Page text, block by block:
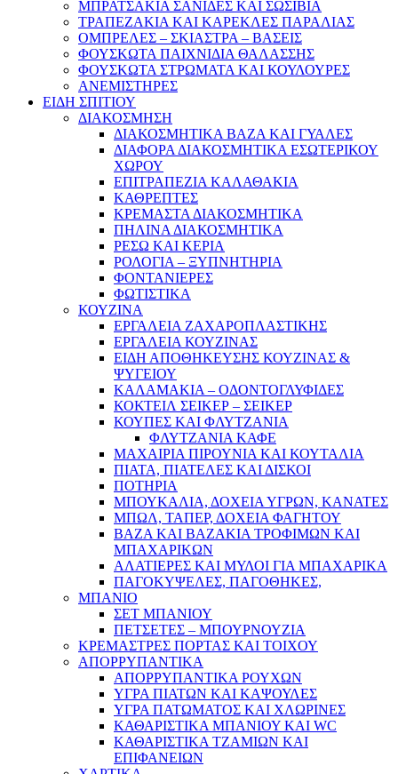
ΜΠΡΑΤΣΑΚΙΑ ΣΑΝΙΔΕΣ ΚΑΙ ΣΩΣΙΒΙΑ
ΤΡΑΠΕΖΑΚΙΑ ΚΑΙ ΚΑΡΕΚΛΕΣ ΠΑΡΑΛΙΑΣ
ΟΜΠΡΕΛΕΣ – ΣΚΙΑΣΤΡΑ – ΒΑΣΕΙΣ
ΦΟΥΣΚΩΤΑ ΠΑΙΧΝΙΔΙΑ ΘΑΛΑΣΣΗΣ
ΦΟΥΣΚΩΤΑ ΣΤΡΩΜΑΤΑ ΚΑΙ ΚΟΥΛΟΥΡΕΣ
ΑΝΕΜΙΣΤΗΡΕΣ
ΕΙΔΗ ΣΠΙΤΙΟΥ
ΔΙΑΚΟΣΜΗΣΗ
ΔΙΑΚΟΣΜΗΤΙΚΑ ΒΑΖΑ ΚΑΙ ΓΥΑΛΕΣ
ΔΙΑΦΟΡΑ ΔΙΑΚΟΣΜΗΤΙΚΑ ΕΣΩΤΕΡΙΚΟΥ
ΧΩΡΟΥ
ΕΠΙΤΡΑΠΕΖΙΑ ΚΑΛΑΘΑΚΙΑ
ΚΑΘΡΕΠΤΕΣ
ΚΡΕΜΑΣΤΑ ΔΙΑΚΟΣΜΗΤΙΚΑ
ΠΗΛΙΝΑ ΔΙΑΚΟΣΜΗΤΙΚΑ
ΡΕΣΩ ΚΑΙ ΚΕΡΙΑ
ΡΟΛΟΓΙΑ – ΞΥΠΝΗΤΗΡΙΑ
ΦΟΝΤΑΝΙΕΡΕΣ
ΦΩΤΙΣΤΙΚΑ
ΚΟΥΖΙΝΑ
ΕΡΓΑΛΕΙΑ ΖΑΧΑΡΟΠΛΑΣΤΙΚΗΣ
ΕΡΓΑΛΕΙΑ ΚΟΥΖΙΝΑΣ
ΕΙΔΗ ΑΠΟΘΗΚΕΥΣΗΣ ΚΟΥΖΙΝΑΣ &
ΨΥΓΕΙΟΥ
ΚΑΛΑΜΑΚΙΑ – ΟΔΟΝΤΟΓΛΥΦΙΔΕΣ
ΚΟΚΤΕΙΛ ΣΕΙΚΕΡ – ΣΕΙΚΕΡ
ΚΟΥΠΕΣ ΚΑΙ ΦΛΥΤΖΑΝΙΑ
ΦΛΥΤΖΑΝΙΑ ΚΑΦΕ
ΜΑΧΑΙΡΙΑ ΠΙΡΟΥΝΙΑ ΚΑΙ ΚΟΥΤΑΛΙΑ
ΠΙΑΤΑ, ΠΙΑΤΕΛΕΣ ΚΑΙ ΔΙΣΚΟΙ
ΠΟΤΗΡΙΑ
ΜΠΟΥΚΑΛΙΑ, ΔΟΧΕΙΑ ΥΓΡΩΝ, ΚΑΝΑΤΕΣ
ΜΠΩΛ, ΤΑΠΕΡ, ΔΟΧΕΙΑ ΦΑΓΗΤΟΥ
ΒΑΖΑ ΚΑΙ ΒΑΖΑΚΙΑ ΤΡΟΦΙΜΩΝ ΚΑΙ
ΜΠΑΧΑΡΙΚΩΝ
ΑΛΑΤΙΕΡΕΣ ΚΑΙ ΜΥΛΟΙ ΓΙΑ ΜΠΑΧΑΡΙΚΑ
ΠΑΓΟΚΥΨΕΛΕΣ, ΠΑΓΟΘΗΚΕΣ,
ΜΠΑΝΙΟ
ΣΕΤ ΜΠΑΝΙΟΥ
ΠΕΤΣΕΤΕΣ – ΜΠΟΥΡΝΟΥΖΙΑ
ΚΡΕΜΑΣΤΡΕΣ ΠΟΡΤΑΣ ΚΑΙ ΤΟΙΧΟΥ
ΑΠΟΡΡΥΠΑΝΤΙΚΑ
ΑΠΟΡΡΥΠΑΝΤΙΚΑ ΡΟΥΧΩΝ
ΥΓΡΑ ΠΙΑΤΩΝ ΚΑΙ ΚΑΨΟΥΛΕΣ
ΥΓΡΑ ΠΑΤΩΜΑΤΟΣ ΚΑΙ ΧΛΩΡΙΝΕΣ
ΚΑΘΑΡΙΣΤΙΚΑ ΜΠΑΝΙΟΥ ΚΑΙ WC
ΚΑΘΑΡΙΣΤΙΚΑ ΤΖΑΜΙΩΝ ΚΑΙ
ΕΠΙΦΑΝΕΙΩΝ